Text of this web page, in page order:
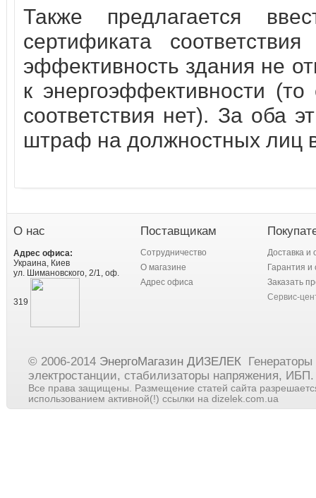
Также предлагается
сертификата
эффективность здания не
к энергоэффективности
соответствия нет). За оба
штраф на должностных лиц
О нас
Адрес офиса:
Украина, Киев
ул. Шимановского, 2/1, оф.
319
Поставщикам
Сотрудничество
О магазине
Адрес офиса
Доставка и
Гарантия и
Заказать
Сервис-
© 2006-2014 ЭнергоМагазин ДИЗЕЛЕК Генераторы
электростанции, стабилизаторы напряжения,
Все права защищены. Размещение статей сайта
использованием активной(!) ссылки на dizelek.com.ua